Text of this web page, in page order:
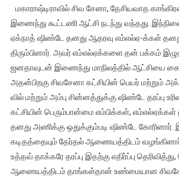
மகாராஷ்டிராவில் சிவ சேனா, தேசியவாத
இணைந்து கூட்டணி ஆட்சி நடந்து வந்தது.
ஏக்நாத் ஷிண்டே தனது ஆதரவு எம்எல்ஏ-க்கள் தனது
திரும்பினார். அவர் எம்எல்ஏக்களை தன் பக்கம்
ஜனதாவுடன் இணைந்து மாநிலத்தில் ஆட்சியை
அதன்பிறகு சிவசேனா கட்சியின் பெயர் மற்றும்
வில் மற்றும் அம்பு சின்னத்துக்கு ஷிண்டே தரப்பு
கட்சியின் பெரும்பான்மை எம்பிக்கள்,
தனது அணிக்கு ஒதுக்கும்படி ஷிண்டே
கடிதத்தையும் தேர்தல் ஆணையத்திடம்
உத்தவ் தாக்கரே தரப்பு இதற்கு எதிர்ப்பு
ஆணையத்திடம் தாங்கள்தான் உண்மையான